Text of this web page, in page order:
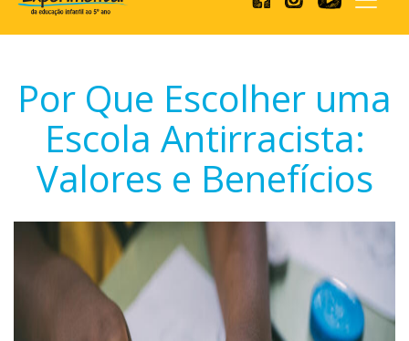
Por Que Escolher uma
Escola Antirracista:
Valores e Benefícios